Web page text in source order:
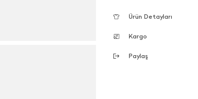
Ürün Detayları
Kargo
Paylaş